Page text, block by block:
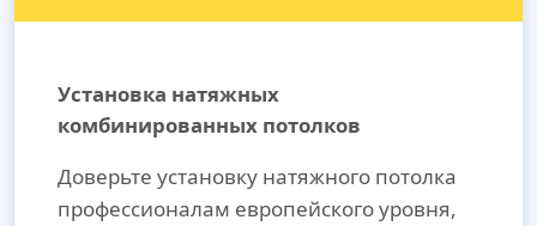
Установка натяжных
комбинированных потолков
Доверьте установку натяжного потолка
профессионалам европейского уровня,